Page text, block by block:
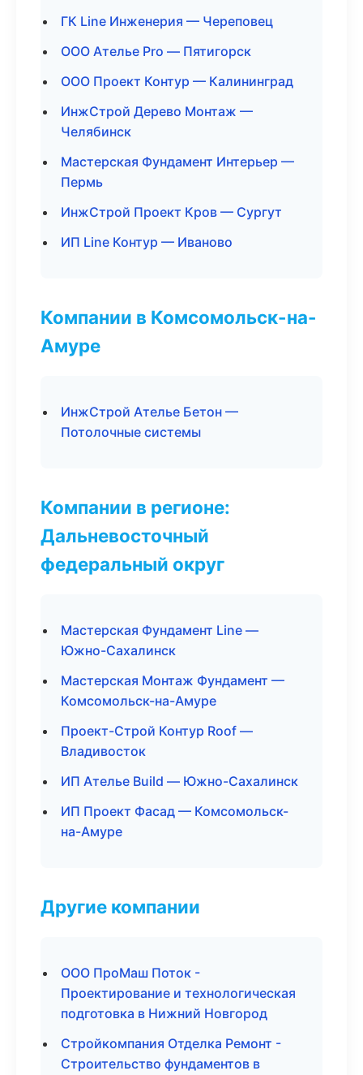
ГК Line Инженерия — Череповец
ООО Ателье Pro — Пятигорск
ООО Проект Контур — Калининград
ИнжСтрой Дерево Монтаж —
Челябинск
Мастерская Фундамент Интерьер —
Пермь
ИнжСтрой Проект Кров — Сургут
ИП Line Контур — Иваново
Компании в Комсомольск-на-
Амуре
ИнжСтрой Ателье Бетон —
Потолочные системы
Компании в регионе:
Дальневосточный
федеральный округ
Мастерская Фундамент Line —
Южно-Сахалинск
Мастерская Монтаж Фундамент —
Комсомольск-на-Амуре
Проект-Строй Контур Roof —
Владивосток
ИП Ателье Build — Южно-Сахалинск
ИП Проект Фасад — Комсомольск-
на-Амуре
Другие компании
ООО ПроМаш Поток -
Проектирование и технологическая
подготовка в Нижний Новгород
Стройкомпания Отделка Ремонт -
Строительство фундаментов в